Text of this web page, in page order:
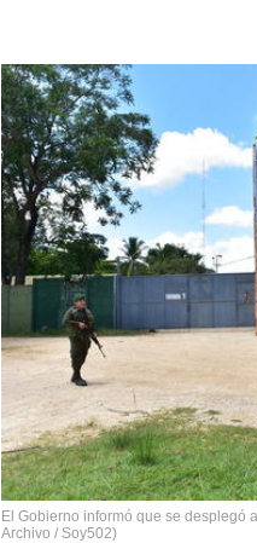
El Gobierno informó que se desplegó
Archivo / Soy502)